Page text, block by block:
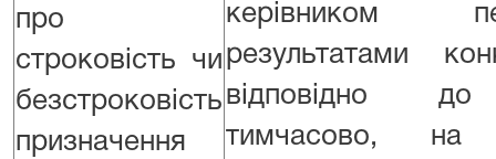
про
строковість чи
безстроковість
призначення
керівником
результатами
відповідно до
тимчасово, на